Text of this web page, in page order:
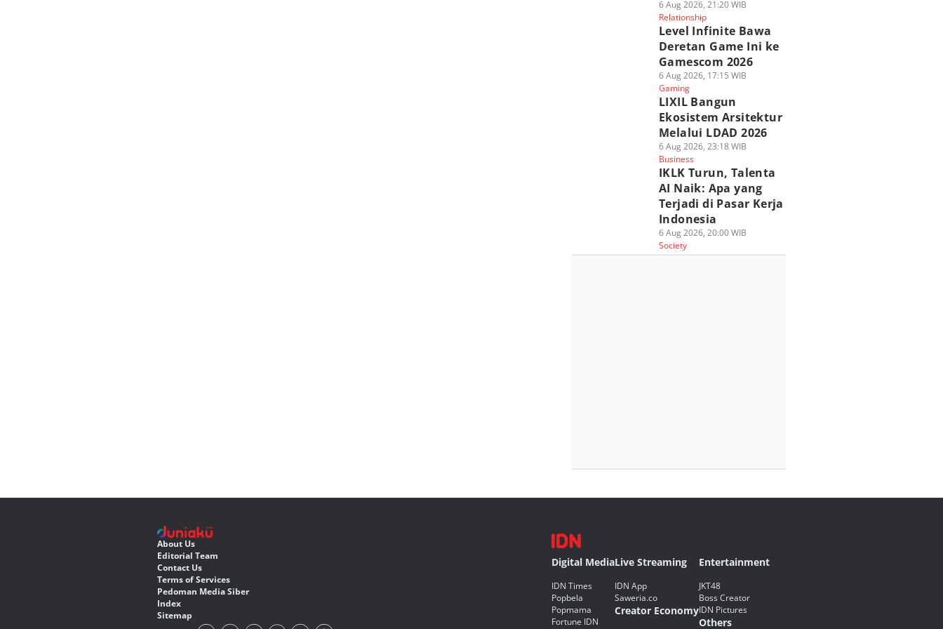
6 Aug 2026, 21:20 WIB
Relationship
Level Infinite Bawa
Deretan Game Ini ke
Gamescom 2026
6 Aug 2026, 17:15 WIB
Gaming
LIXIL Bangun
Ekosistem Arsitektur
Melalui LDAD 2026
6 Aug 2026, 23:18 WIB
Business
IKLK Turun, Talenta
AI Naik: Apa yang
Terjadi di Pasar Kerja
Indonesia
6 Aug 2026, 20:00 WIB
Society
About Us
Editorial Team
Contact Us
Terms of Services
Pedoman Media Siber
Index
Sitemap
Digital Media
IDN Times
Popbela
Popmama
Fortune IDN
Live Streaming
IDN App
Saweria.co
Creator Economy
Entertainment
JKT48
Boss Creator
IDN Pictures
Others